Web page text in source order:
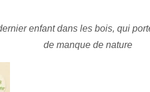
enfant dans les bois, qui
de manque de nature